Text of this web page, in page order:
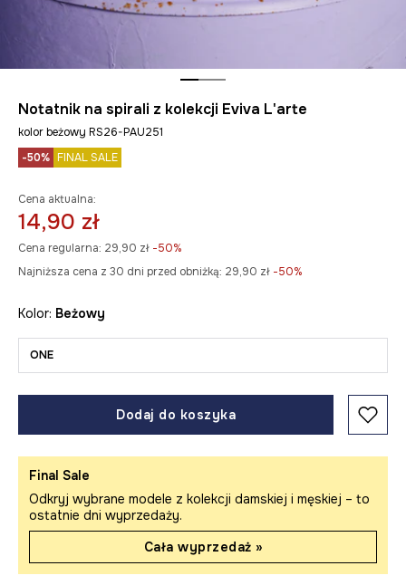
Notatnik na spirali z kolekcji Eviva L'arte
kolor beżowy RS26-PAU251
-50% FINAL SALE
Cena aktualna:
14,90 zł
Cena regularna: 29,90 zł -50%
Najniższa cena z 30 dni przed obniżką: 29,90 zł -50%
Kolor: beżowy
ONE
Dodaj do koszyka
Final Sale
Odkryj wybrane modele z kolekcji damskiej i męskiej – to
ostatnie dni wyprzedaży.
Cała wyprzedaż »